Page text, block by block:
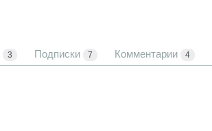
3 Подписки 7 Комментарии 4